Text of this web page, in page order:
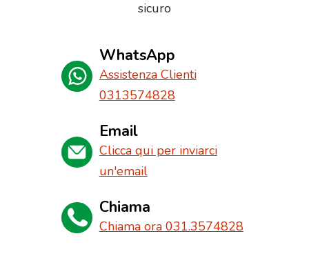
sicuro
WhatsApp
Assistenza Clienti
0313574828
Email
Clicca qui per inviarci
un'email
Chiama
Chiama ora 031.3574828